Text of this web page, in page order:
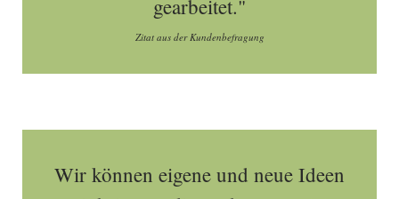
gearbeitet."
Zitat aus der Kundenbefragung
Wir können eigene und neue Ideen